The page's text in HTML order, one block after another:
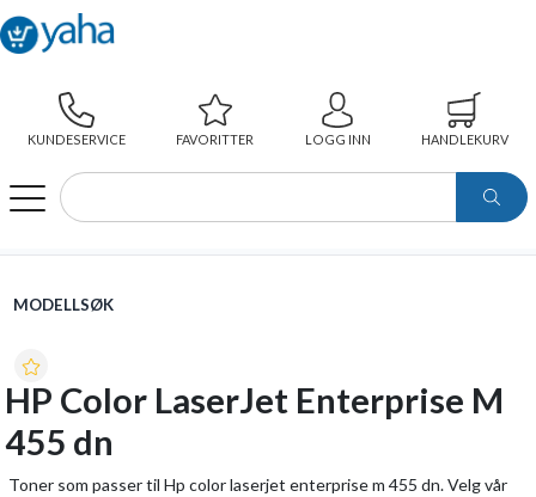
KUNDESERVICE FAVORITTER LOGG INN HANDLEKURV
WEBSHOP
MODELLSØK
HP Color LaserJet Enterprise M
455 dn
Toner som passer til Hp color laserjet enterprise m 455 dn. Velg vår